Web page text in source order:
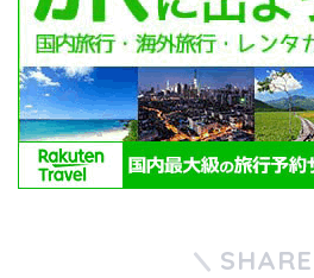
SHARE